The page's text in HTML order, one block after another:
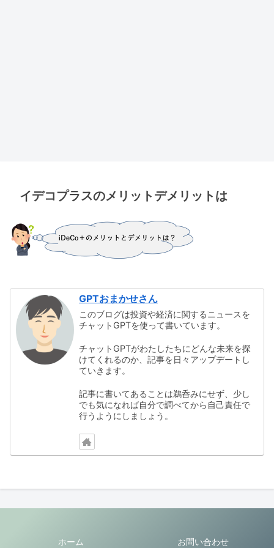
イデコプラスのメリットデメリットは
GPTおまかせさん
このブログは投資や経済に関するニュースを
チャットGPTを使って書いています。
チャットGPTがわたしたちにどんな未来を探
けてくれるのか、記事を日々アップデートし
ていきます。
記事に書いてあることは鵜呑みにせず、少し
でも気になれば自分で調べてから自己責任で
行うようにしましょう。
ホーム お問い合わせ